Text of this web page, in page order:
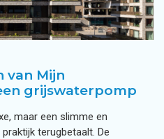
van Mijn
grijswaterpomp
maar een slimme en
terugbetaalt. De